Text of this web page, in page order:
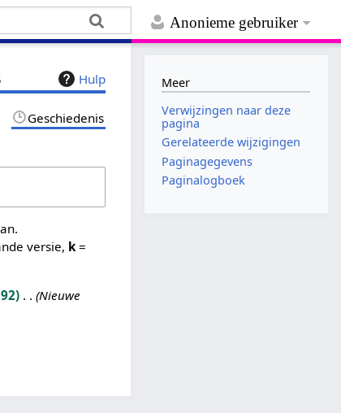
Anonieme gebruiker
Hulp
Geschiedenis
versie, k =
Nieuwe
Meer
Verwijzingen naar deze
pagina
Gerelateerde wijzigingen
Paginagegevens
Paginalogboek